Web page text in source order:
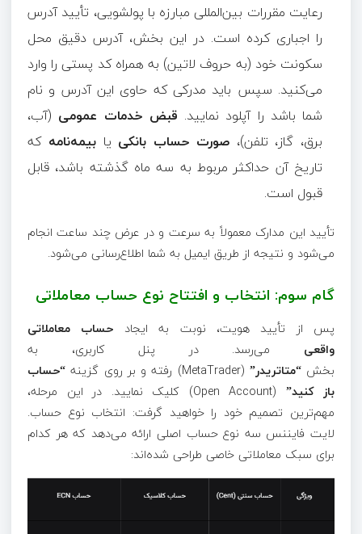
رعایت مقررات بین‌المللی مبارزه با پولشویی، تأیید آدرس
را اجباری کرده است. در این بخش، آدرس دقیق محل
سکونت خود (به حروف لاتین) به همراه کد پستی را وارد
می‌کنید. سپس باید مدرکی که حاوی این آدرس و نام
شما باشد را آپلود نمایید. قبض خدمات عمومی (آب،
برق، گاز، تلفن)،صورت حساب بانکی یابیمه‌نامه که
تاریخ آن حداکثر مربوط به سه ماه گذشته باشد، قابل
قبول است.
تأیید این مدارک معمولاً به سرعت و در عرض چند ساعت انجام
می‌شود و نتیجه از طریق ایمیل به شما اطلاع‌رسانی می‌شود.
گام سوم: انتخاب و افتتاح نوع حساب معاملاتی
پس از تأیید هویت، نوبت به ایجاد حساب معاملاتی
واقعی می‌رسد. در پنل کاربری، به
بخش“متاتریدر” (MetaTrader) رفته و بر روی گزینه
“حساب
باز کنید”
(Open Account) کلیک نمایید. در این مرحله،
مهم‌ترین تصمیم خود را خواهید گرفت: انتخاب نوع حساب.
لایت‌ فایننس سه نوع حساب اصلی ارائه می‌دهد که هر کدام
برای سبک معاملاتی خاصی طراحی شده‌اند: